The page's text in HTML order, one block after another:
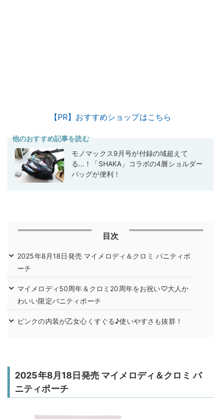
【PR】おすすめショップはこちら
他のおすすめ記事を読む
モノマックス9月号が付録の域超えて
る…！「SHAKA」コラボの4層ショルダー
バッグが便利！
目次
2025年8月18日発売 マイメロディ＆クロミ バニティポ
ーチ
マイメロディ50周年＆クロミ20周年をお祝い♡大人か
わいい限定バニティポーチ
ピンクの内装が乙女心くすぐる♪使いやすさも抜群！
2025年8月18日発売 マイメロディ＆クロミ バ
ニティポーチ